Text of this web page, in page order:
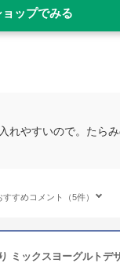
ョップでみる
れやすいので。たら
すめコメント（5件）
ミックスヨーグルトデ